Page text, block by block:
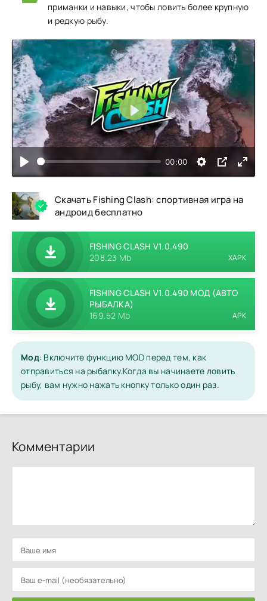
приманки и навыки, чтобы ловить более крупную
и редкую рыбу.
00:00
Воспроизвести
Скачать Fishing Clash: спортивная игра на
андроид бесплатно
FISHING CLASH V1.0.490
208.23 Mb
XAPK
FISHING CLASH V1.0.490 МОД (АВТО
РЫБАЛКА)
169.52 Mb
APK
Мод: Включите функцию MOD перед тем, как
отправиться на рыбалку.Когда вы начинаете ловить
рыбу, вам нужно нажать кнопку только один раз.
Комментарии